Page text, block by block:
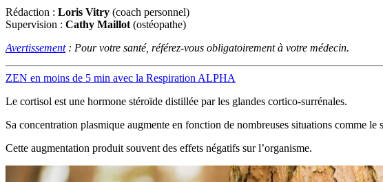
Rédaction : Loris Vitry (coach personnel)
Supervision : Cathy Maillot (ostéopathe)
Avertissement: Pour votre santé, référez-vous obligatoirement à votre médecin.
ZEN en moins de 5 min avec la Respiration ALPHA
Le cortisol est une hormone stéroïde distillée par les glandes cortico-surrénales.
Sa concentration plasmique augmente en fonction de nombreuses situations comme le
Cette augmentation produit souvent des effets négatifs sur l’organisme.